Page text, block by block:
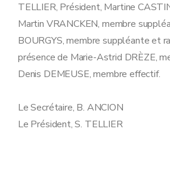
TELLIER, Président, Martine
Martin VRANCKEN, membre
BOURGYS, membre suppléante et
présence de Marie-Astrid DRÈZE,
Denis DEMEUSE, membre effectif.
Le Secrétaire, B. ANCION
Le Président, S. TELLIER